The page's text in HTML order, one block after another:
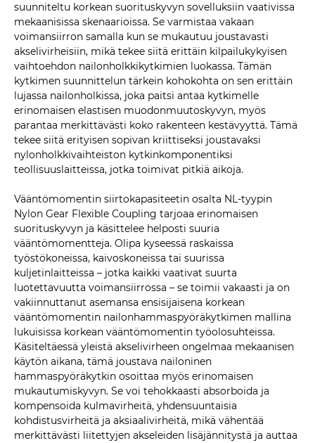
suunniteltu korkean suorituskyvyn sovelluksiin vaativissa
mekaanisissa skenaarioissa. Se varmistaa vakaan
voimansiirron samalla kun se mukautuu joustavasti
akselivirheisiin, mikä tekee siitä erittäin kilpailukykyisen
vaihtoehdon nailonholkkikytkimien luokassa. Tämän
kytkimen suunnittelun tärkein kohokohta on sen erittäin
lujassa nailonholkissa, joka paitsi antaa kytkimelle
erinomaisen elastisen muodonmuutoskyvyn, myös
parantaa merkittävästi koko rakenteen kestävyyttä. Tämä
tekee siitä erityisen sopivan kriittiseksi joustavaksi
nylonholkkivaihteiston kytkinkomponentiksi
teollisuuslaitteissa, jotka toimivat pitkiä aikoja.
Vääntömomentin siirtokapasiteetin osalta NL-tyypin
Nylon Gear Flexible Coupling tarjoaa erinomaisen
suorituskyvyn ja käsittelee helposti suuria
vääntömomentteja. Olipa kyseessä raskaissa
työstökoneissa, kaivoskoneissa tai suurissa
kuljetinlaitteissa – jotka kaikki vaativat suurta
luotettavuutta voimansiirrossa – se toimii vakaasti ja on
vakiinnuttanut asemansa ensisijaisena korkean
vääntömomentin nailonhammaspyöräkytkimen mallina
lukuisissa korkean vääntömomentin työolosuhteissa.
Käsiteltäessä yleistä akselivirheen ongelmaa mekaanisen
käytön aikana, tämä joustava nailoninen
hammaspyöräkytkin osoittaa myös erinomaisen
mukautumiskyvyn. Se voi tehokkaasti absorboida ja
kompensoida kulmavirheitä, yhdensuuntaisia ​​
kohdistusvirheitä ja aksiaalivirheitä, mikä vähentää
merkittävästi liitettyjen akseleiden lisäjännitystä ja auttaa